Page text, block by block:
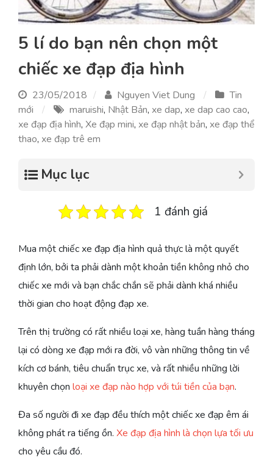
5 lí do bạn nên chọn một
chiếc xe đạp địa hình
23/05/2018 Nguyen Viet Dung
Tin
mới
maruishi, Nhật Bản, xe dap, xe dap cao cao,
xe đạp địa hình, Xe đạp mini, xe đạp nhật bản, xe đạp thể
thao, xe đạp trê em
Mục lục
1 đánh giá
Mua một chiếc xe đạp địa hình quả thực là một quyết
định lớn, bởi ta phải dành một khoản tiền không nhỏ cho
chiếc xe mới và bạn chắc chắn sẽ phải dành khá nhiều
thời gian cho hoạt động đạp xe.
Trên thị trường có rất nhiều loại xe, hàng tuần hàng tháng
lại có dòng xe đạp mới ra đời, vô vàn những thông tin về
kích cơ bánh, tiêu chuẩn trục xe, và rất nhiều những lời
khuyên chọn loại xe đạp nào hợp với túi tiền của bạn.
Đa số người đi xe đạp đều thích một chiếc xe đạp êm ái
không phát ra tiếng ồn. Xe đạp địa hình là chọn lựa tối ưu
cho yêu cầu đó.